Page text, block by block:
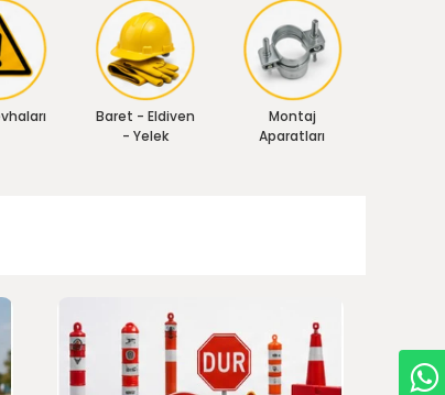
Baret - Eldiven
- Yelek
Montaj
Aparatları